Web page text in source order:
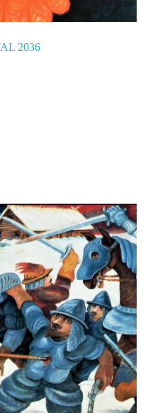
2036